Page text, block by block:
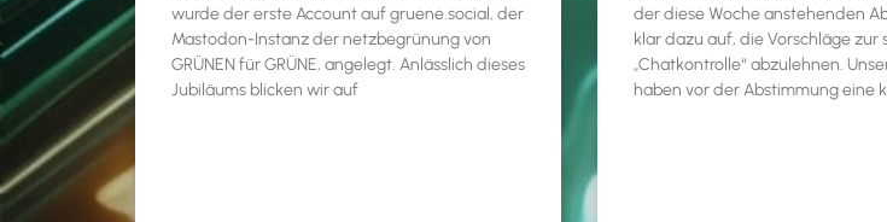
wurde der erste Account auf gruene.social, der
Mastodon-Instanz der netzbegrünung von
GRÜNEN für GRÜNE, angelegt. Anlässlich dieses
Jubiläums blicken wir auf
der diese Woche anstehenden
klar dazu auf, die Vorschläge zur
„Chatkontrolle“ abzulehnen.
haben vor der Abstimmung eine